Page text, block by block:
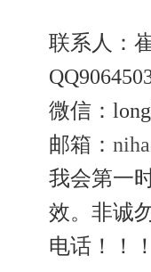
联系人：
微信：
邮箱：
我会第一
效。非诚
电话！！